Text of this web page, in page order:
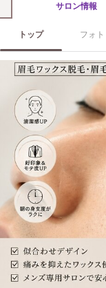
サロン情報
トップ フォト